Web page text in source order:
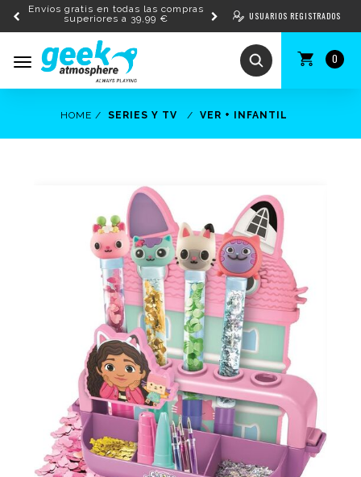
Envíos gratis en todas las compras
superiores a 39,99 €
0
USUARIOS REGISTRADOS
Toggle
HOME SERIES Y TV VER + INFANTIL